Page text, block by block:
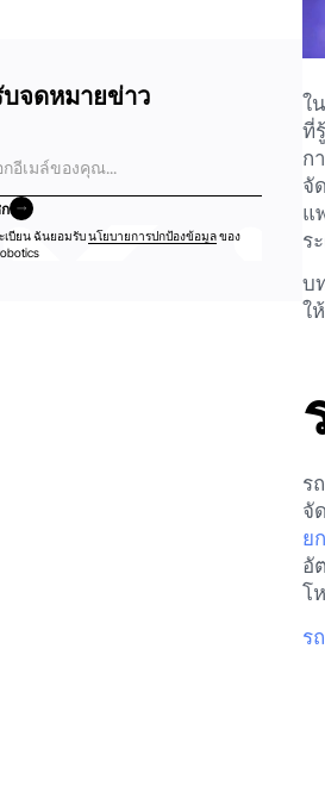
จดหมายข่าว
เบียน ฉันยอมรับนโยบายการปกป้องข้อมูลของ
ใ
ที่
ก
จั
แ
ร
บ
ใ
ร
จั
ย
อั
โ
ร